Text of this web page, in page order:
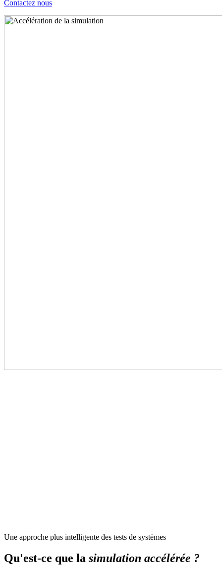
Contactez nous
Une approche plus intelligente des tests de systèmes
Qu'est-ce que la simulation accélérée ?